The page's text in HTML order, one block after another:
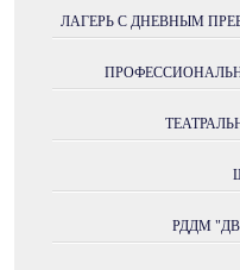
ЛАГЕРЬ С ДНЕВНЫМ
РДДМ